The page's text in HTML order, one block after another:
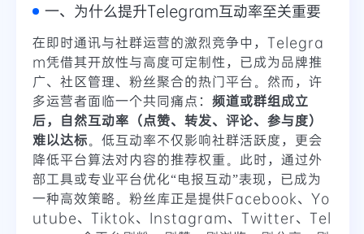
一、为什么提升Telegram互动率至关重要
在即时通讯与社群运营的激烈竞争中，Telegra
m凭借其开放性与高度可定制性，已成为品牌推
广、社区管理、粉丝聚合的热门平台。然而，许
多运营者面临一个共同痛点： 频道或群组成立
后，自然互动率（点赞、转发、评论、参与度）
难以达标。低互动率不仅影响社群活跃度，更会
降低平台算法对内容的推荐权重。此时，通过外
部工具或专业平台优化“电报互动”表现，已成为
一种高效策略。粉丝库正是提供Facebook、Yo
utube、Tiktok、Instagram、Twitter、Tel